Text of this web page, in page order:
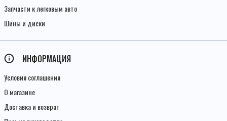
Запчасти к легковым авто
Шины и диски
ИНФОРМАЦИЯ
Условия соглашения
О магазине
Доставка и возврат